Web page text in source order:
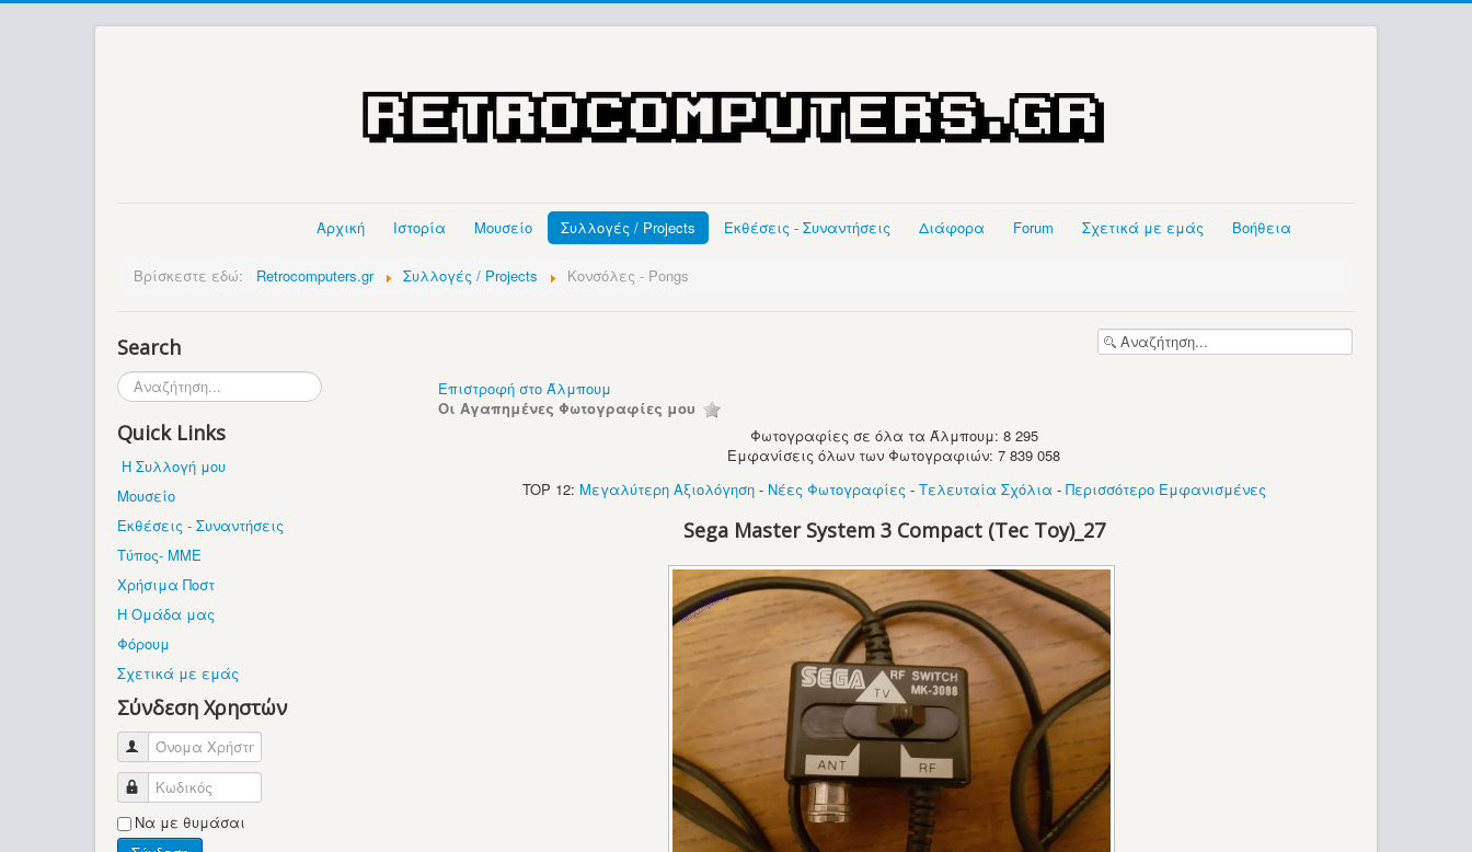
Αρχική Ιστορία Μουσείο Συλλογές / Projects Εκθέσεις - Συναντήσεις Διάφορα Forum Σχετικά με εμάς Βοήθεια
Βρίσκεστε εδώ: Retrocomputers.gr Συλλογές / Projects Κονσόλες - Pongs
Search
Αναζήτηση...
Quick Links
Η Συλλογή μου
Μουσείο
Εκθέσεις - Συναντήσεις
Τύπος- ΜΜΕ
Χρήσιμα Ποστ
Η Ομάδα μας
Φόρουμ
Σχετικά με εμάς
Σύνδεση Χρηστών
Όνομα Χρήστη
Κωδικός
Να με θυμάσαι
Επιστροφή στο Άλμπουμ
Οι Αγαπημένες Φωτογραφίες μου
Φωτογραφίες σε όλα τα Άλμπουμ: 8 295
Εμφανίσεις όλων των Φωτογραφιών: 7 839 058
TOP 12: Μεγαλύτερη Αξιολόγηση- Νέες Φωτογραφίες - Τελευταία Σχόλια - Περισσότερο Εμφανισμένες
Sega Master System 3 Compact (Tec Toy)_27